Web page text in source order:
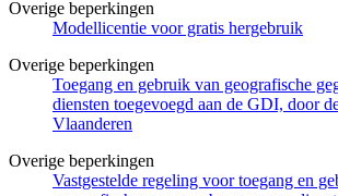
Overige beperkingen
Modellicentie voor gratis hergebruik
Overige beperkingen
Toegang en gebruik van geografische
diensten toegevoegd aan de GDI, door
Vlaanderen
Overige beperkingen
Vastgestelde regeling voor toegang en